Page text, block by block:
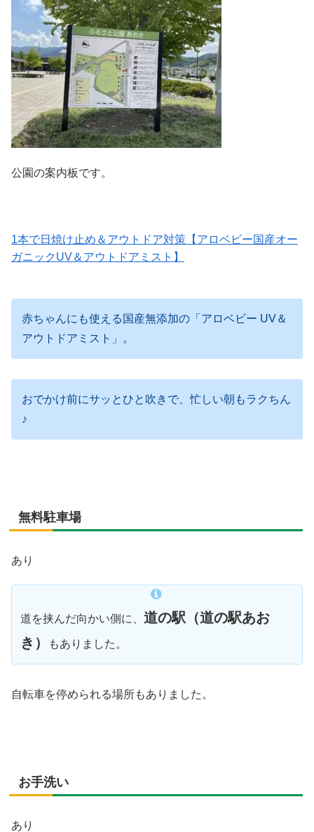
公園の案内板です。
1本で日焼け止め＆アウトドア対策【アロベビー国産オー
ガニックUV＆アウトドアミスト】
赤ちゃんにも使える国産無添加の「アロベビー UV＆
アウトドアミスト」。
おでかけ前にサッとひと吹きで、忙しい朝もラクちん
♪
無料駐車場
あり
道を挟んだ向かい側に、 道の駅（道の駅あお
き）
もありました。
自転車を停められる場所もありました。
お手洗い
あり